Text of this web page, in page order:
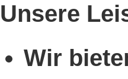
Unsere
Wir